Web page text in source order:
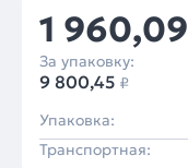
1 960,09
За упаковку:
9 800,45 ₽
Упаковка:
Транспортная: